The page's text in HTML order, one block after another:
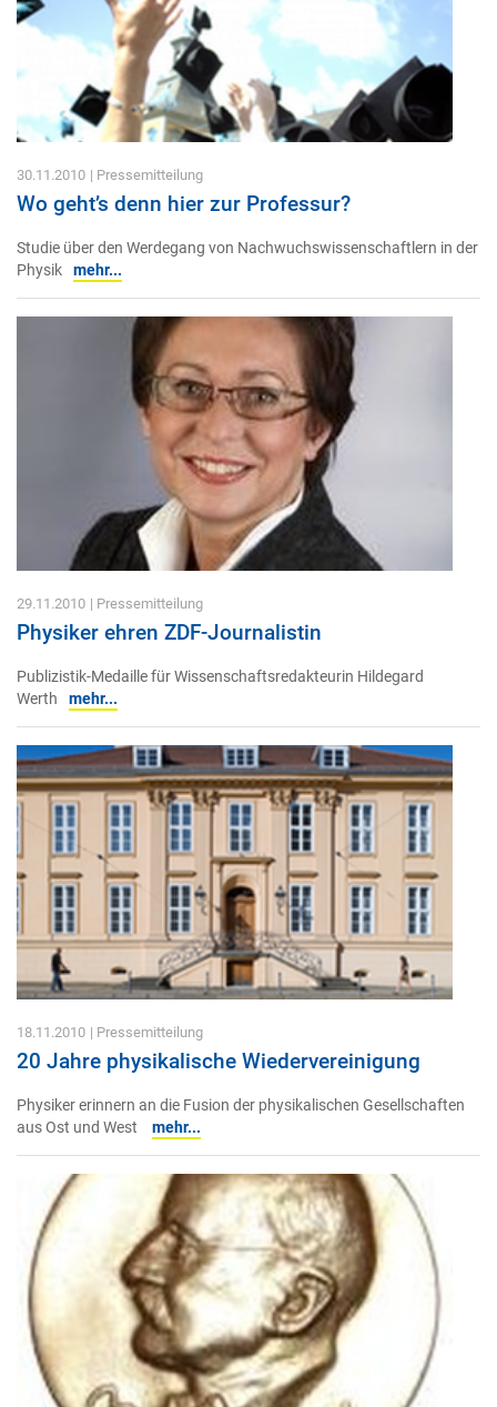
30.11.2010 | Pressemitteilung
Wo geht’s denn hier zur Professur?
Studie über den Werdegang von Nachwuchswissenschaftlern in der
Physik mehr...
29.11.2010 | Pressemitteilung
Physiker ehren ZDF-Journalistin
Publizistik-Medaille für Wissenschaftsredakteurin Hildegard
Werth
mehr...
18.11.2010 | Pressemitteilung
20 Jahre physikalische Wiedervereinigung
Physiker erinnern an die Fusion der physikalischen Gesellschaften
aus Ost und West
mehr...